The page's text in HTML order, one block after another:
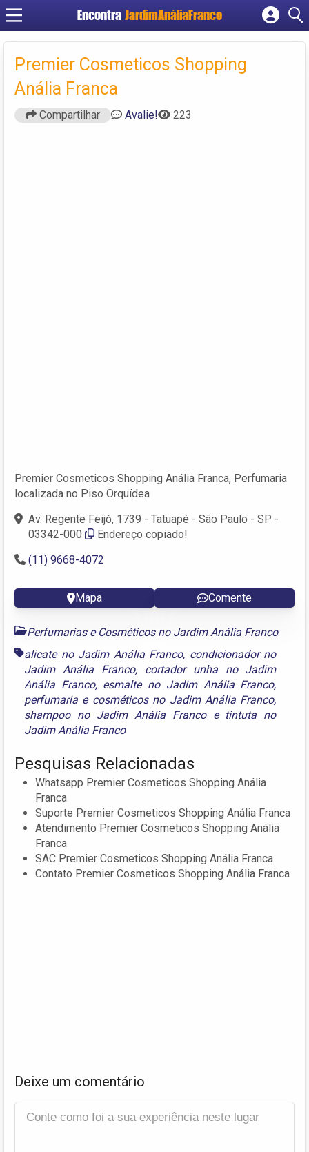
Encontra JardimAnáliaFranco
Cadastrar empresa
Criar conta
Premier Cosmeticos Shopping
Anália Franca
Compartilhar Avalie! 223
Premier Cosmeticos Shopping Anália Franca, Perfumaria
localizada no Piso Orquídea
Av. Regente Feijó, 1739 - Tatuapé - São Paulo - SP -
03342-000
Endereço copiado!
(11) 9668-4072
Mapa Comente
Perfumarias e Cosméticos no Jardim Anália Franco
alicate no Jadim Anália Franco, condicionador no
Jadim Anália Franco, cortador unha no Jadim
Anália Franco, esmalte no Jadim Anália Franco,
perfumaria e cosméticos no Jadim Anália Franco,
shampoo no Jadim Anália Francoe tintuta no
Jadim Anália Franco
Pesquisas Relacionadas
Whatsapp Premier Cosmeticos Shopping Anália
Franca
Suporte Premier Cosmeticos Shopping Anália Franca
Atendimento Premier Cosmeticos Shopping Anália
Franca
SAC Premier Cosmeticos Shopping Anália Franca
Contato Premier Cosmeticos Shopping Anália Franca
Deixe um comentário